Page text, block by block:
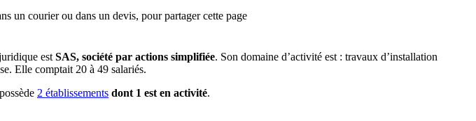
un courier ou dans un devis, pour partager cette page
est SAS, société par actions simplifiée. Son domaine d’activité est : travaux d’installation
Elle comptait 20 à 49 salariés.
2 établissements dont 1 est en activité.